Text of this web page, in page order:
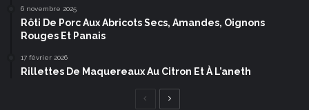
6 novembre 2025
Rôti De Porc Aux Abricots Secs, Amandes, Oignons
Rouges Et Panais
17 février 2026
Rillettes De Maquereaux Au Citron Et À L’aneth
Page